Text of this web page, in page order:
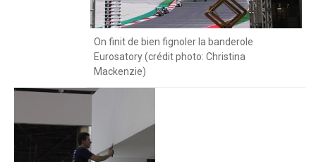
On finit de bien fignoler la banderole
Eurosatory (crédit photo: Christina
Mackenzie)